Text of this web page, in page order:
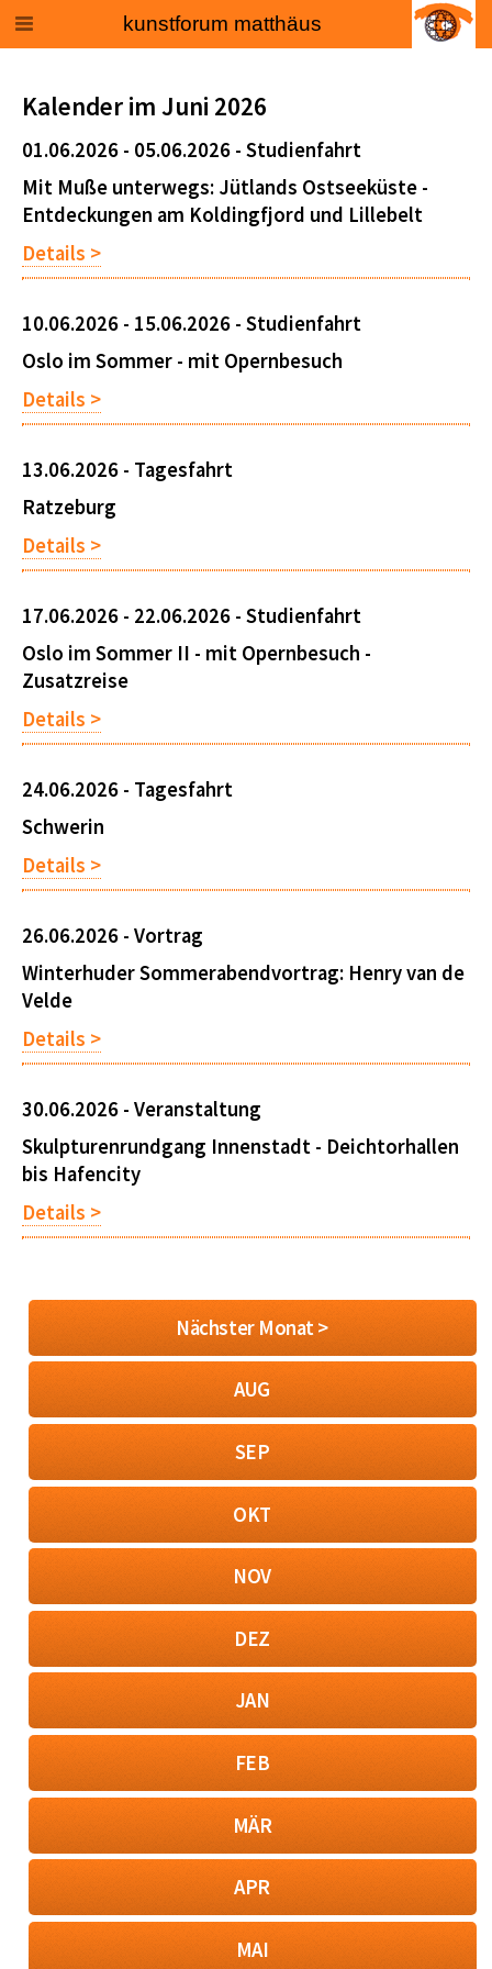
Kalender im Juni 2026
01.06.2026 - 05.06.2026 - Studienfahrt
Mit Muße unterwegs: Jütlands Ostseeküste -
Entdeckungen am Koldingfjord und Lillebelt
Details >
10.06.2026 - 15.06.2026 - Studienfahrt
Oslo im Sommer - mit Opernbesuch
Details >
13.06.2026 - Tagesfahrt
Ratzeburg
Details >
17.06.2026 - 22.06.2026 - Studienfahrt
Oslo im Sommer II - mit Opernbesuch -
Zusatzreise
Details >
24.06.2026 - Tagesfahrt
Schwerin
Details >
26.06.2026 - Vortrag
Winterhuder Sommerabendvortrag: Henry van de
Velde
Details >
30.06.2026 - Veranstaltung
Skulpturenrundgang Innenstadt - Deichtorhallen
bis Hafencity
Details >
Nächster Monat >
AUG
SEP
OKT
NOV
DEZ
JAN
FEB
MÄR
APR
MAI
kunstforum matthäus